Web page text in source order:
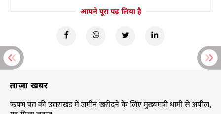
आपने पूरा पढ़ लिया है
ताज़ा खबरें
ऋषभ पंत की उत्तराखंड में जमीन खरीदने के लिए मुख्यमंत्री धामी से अपील,